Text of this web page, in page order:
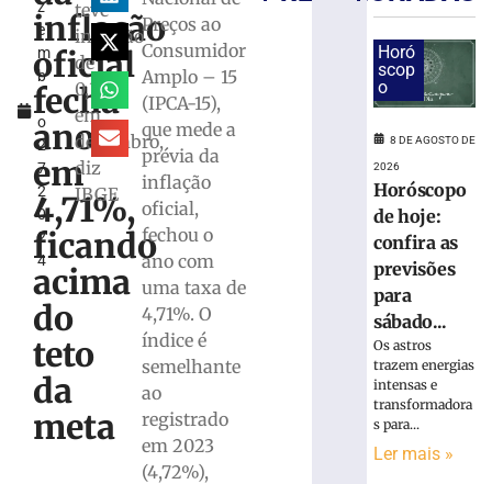
z
e
m
b
r
o
2
7,
2
0
2
4
inflação
oficial
fecha
ano
em
4,71%,
ficando
acima
do
teto
da
meta
teve
inflação
de
0,34%
em
dezembro,
diz
IBGE
Preços ao
Consumidor
Amplo – 15
(IPCA-15),
que mede a
prévia da
inflação
oficial,
fechou o
ano com
uma taxa de
4,71%. O
índice é
semelhante
ao
registrado
em 2023
(4,72%),
projeto
megaloja
Tijucas
protocolado
aprovado
pela
prefeitura
agosto
mais
Horó
scop
o
8 DE AGOSTO DE
2026
Horóscopo
de hoje:
confira as
previsões
para
sábado...
Os astros
trazem energias
intensas e
transformadora
s para...
Ler mais »